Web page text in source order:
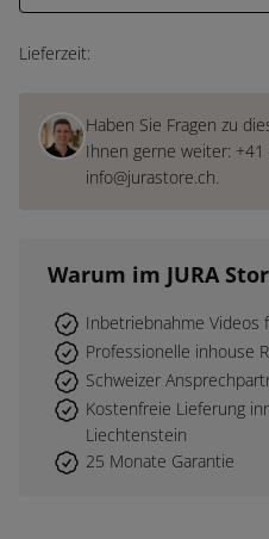
Lieferzeit:
Haben Sie Fragen zu
Ihnen gerne weiter:
info@jurastore.ch.
Warum im JURA
Inbetriebnahme Videos
Professionelle inhouse
Schweizer
Kostenfreie Lieferung
Liechtenstein
25 Monate Garantie